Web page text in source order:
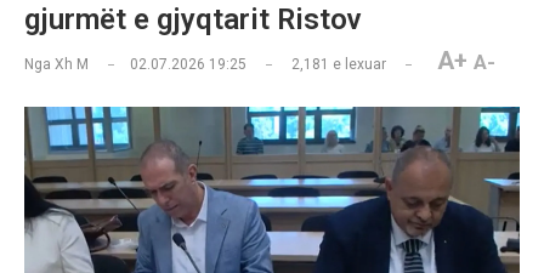
gjurmët e gjyqtarit Ristov
Nga Xh M 02.07.2026 19:25 2,181 e lexuar A+ A-